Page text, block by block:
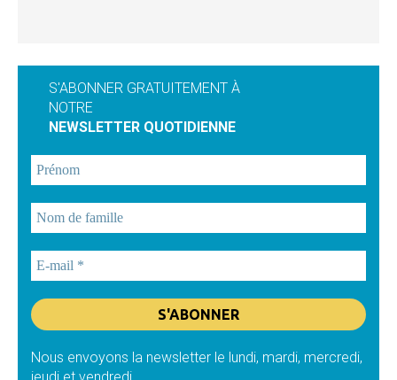
S'ABONNER GRATUITEMENT À
NOTRE
NEWSLETTER QUOTIDIENNE
Nous envoyons la newsletter le lundi, mardi, mercredi,